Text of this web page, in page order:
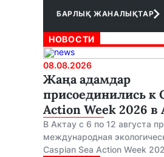
БАРЛЫҚ ЖАНАЛЫҚТАР
НОВОСТИ
08.08.2026
Жаңа адамдар
присоединились к
Action Week 2026 в
В Актау с 6 по 12 августа
международная
Caspian Sea Action Week